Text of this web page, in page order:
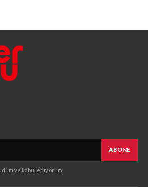
ABONE
ve kabul ediyorum.